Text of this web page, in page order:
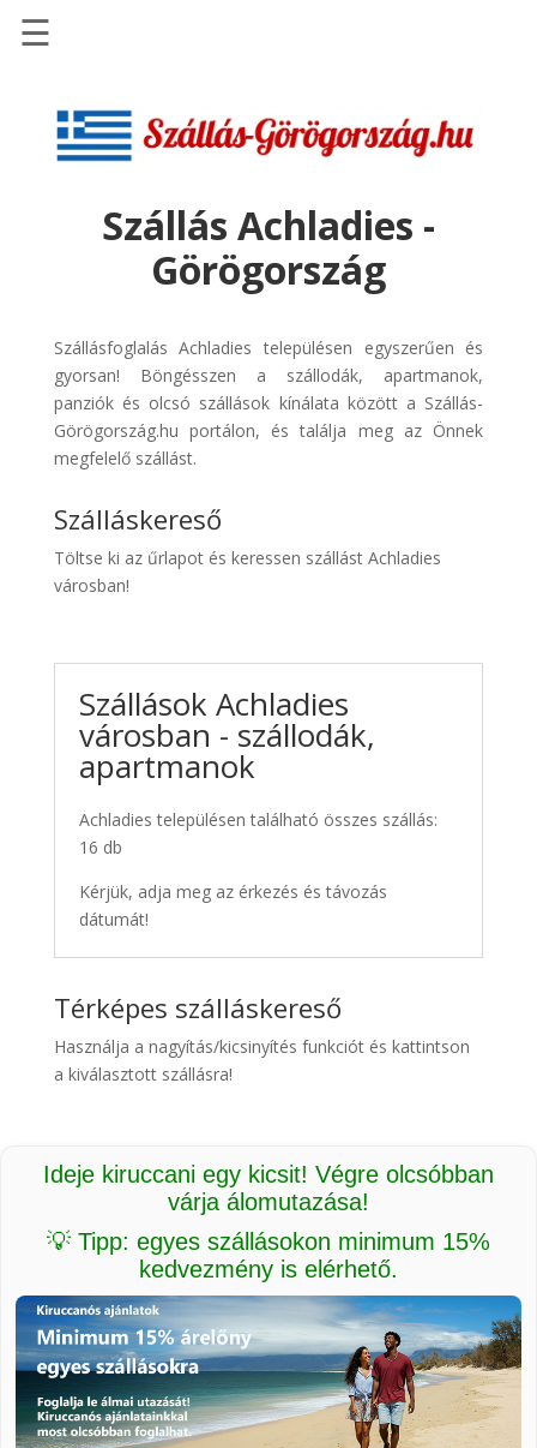
Szállások
Repülőjegy
pénzvisszatérítéssel
Discover
Cars
Transzfer
Kiwi
Taxi
☰
Szállás Achladies -
Görögország
Szállásfoglalás Achladies településen egyszerűen és
gyorsan! Böngésszen a szállodák, apartmanok,
panziók és olcsó szállások kínálata között a Szállás-
Görögország.hu portálon, és találja meg az Önnek
megfelelő szállást.
Szálláskereső
Töltse ki az űrlapot és keressen szállást Achladies
városban!
Szállások Achladies
városban - szállodák,
apartmanok
Achladies településen található összes szállás:
16 db
Kérjük, adja meg az érkezés és távozás
dátumát!
Térképes szálláskereső
Használja a nagyítás/kicsinyítés funkciót és kattintson
a kiválasztott szállásra!
Ideje kiruccani egy kicsit! Végre olcsóbban
várja álomutazása!
💡 Tipp: egyes szállásokon minimum 15%
kedvezmény is elérhető.